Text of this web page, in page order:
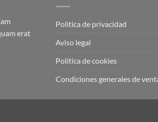
erat
Politica de privacidad
Aviso legal
Política de cookies
Condiciones generales de